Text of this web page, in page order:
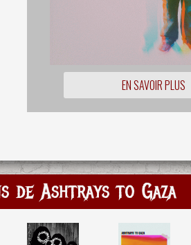
EN SAVOIR PLUS
de Ashtrays to Gaza